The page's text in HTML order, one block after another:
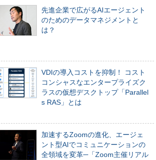
先進企業で広がるAIエージェント
のためのデータマネジメントと
は？
VDIの導入コストを抑制！ コスト
コンシャスなエンタープライズク
ラスの仮想デスクトップ「Parallel
s RAS」とは
加速するZoomの進化、エージェ
ント型AIでコミュニケーションの
全領域を変革─「Zoom主催リアル